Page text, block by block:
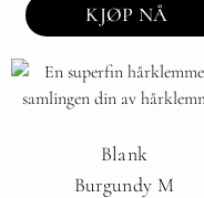
KJØP NÅ
Blank
Burgundy M